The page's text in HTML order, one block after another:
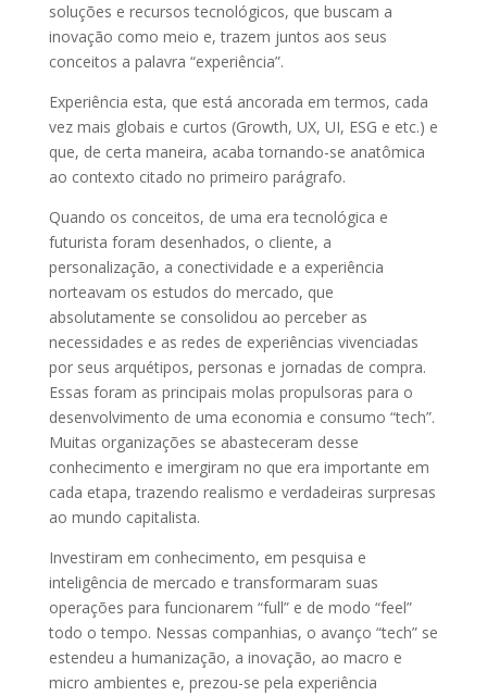
soluções e recursos tecnológicos, que buscam a
inovação como meio e, trazem juntos aos seus
conceitos a palavra “experiência”.
Experiência esta, que está ancorada em termos, cada
vez mais globais e curtos (Growth, UX, UI, ESG e etc.) e
que, de certa maneira, acaba tornando-se anatômica
ao contexto citado no primeiro parágrafo.
Quando os conceitos, de uma era tecnológica e
futurista foram desenhados, o cliente, a
personalização, a conectividade e a experiência
norteavam os estudos do mercado, que
absolutamente se consolidou ao perceber as
necessidades e as redes de experiências vivenciadas
por seus arquétipos, personas e jornadas de compra.
Essas foram as principais molas propulsoras para o
desenvolvimento de uma economia e consumo “tech”.
Muitas organizações se abasteceram desse
conhecimento e imergiram no que era importante em
cada etapa, trazendo realismo e verdadeiras surpresas
ao mundo capitalista.
Investiram em conhecimento, em pesquisa e
inteligência de mercado e transformaram suas
operações para funcionarem “full” e de modo “feel”
todo o tempo. Nessas companhias, o avanço “tech” se
estendeu a humanização, a inovação, ao macro e
micro ambientes e, prezou-se pela experiência